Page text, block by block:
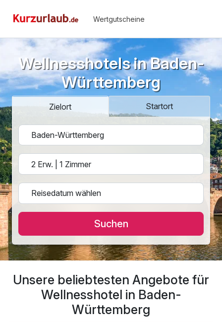
Wertgutscheine
Wellnesshotels in Baden-
Württemberg
Zielort Startort
Suchen
Unsere beliebtesten Angebote für
Wellnesshotel in Baden-
Württemberg